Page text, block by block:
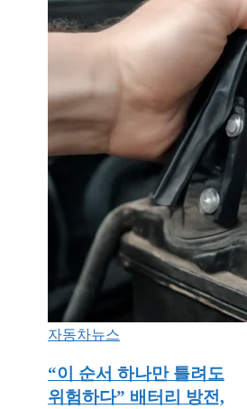
자동차뉴스
“이 순서 하나만 틀려도
위험하다” 배터리 방전,